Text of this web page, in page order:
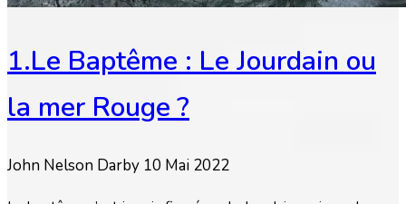
1.Le Baptême : Le Jourdain ou
la mer Rouge ?
John Nelson Darby 10 Mai 2022